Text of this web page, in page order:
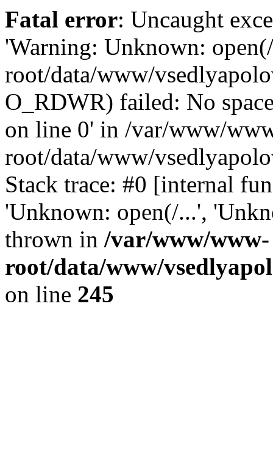
Fatal error: Uncaught
'Warning: Unknown:
root/data/www/
O_RDWR) failed: No
on line 0' in /var/www/
root/data/www/
Stack trace: #0 [internal
'Unknown: open(/...',
thrown in /var/www/www-
root/data/www/
on line 245